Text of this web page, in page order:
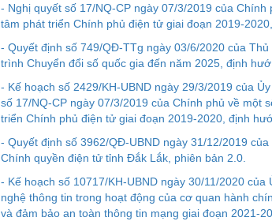
- Nghị quyết số 17/NQ-CP ngày 07/3/2019 của
tâm phát triển Chính phủ điện tử giai đoạn 2019-
- Quyết định số 749/QĐ-TTg ngày 03/6/2020 của
trình Chuyển đổi số quốc gia đến năm 2025, định
- Kế hoạch số 2429/KH-UBND ngày 29/3/2019 của
số 17/NQ-CP ngày 07/3/2019 của Chính phủ về một
triển Chính phủ điện tử giai đoạn 2019-2020, định
- Quyết định số 3962/QĐ-UBND ngày 31/12/2019
Chính quyền điện tử tỉnh Đắk Lắk, phiên bản 2.0.
- Kế hoạch số 10717/KH-UBND ngày 30/11/2020
nghệ thông tin trong hoạt động của cơ quan hành
và đảm bảo an toàn thông tin mạng giai đoạn 2021-